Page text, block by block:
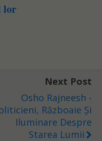
lor
Next Post
Osho Rajneesh -
Războaie Și
Iluminare Despre
Starea Lumii